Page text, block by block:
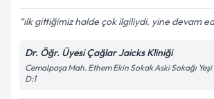
ılk gittiğimiz halde çok ilgiliydi. yine devam
Dr. Öğr. Üyesi Çağlar Jaicks Kliniği
Cemalpaşa Mah. Ethem Ekin Sokak Aski Sokağı
D:1